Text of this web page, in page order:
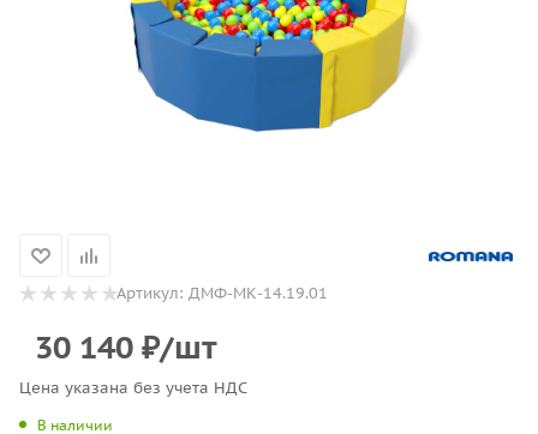
Артикул: ДМФ-МК-14.19.01
30 140 ₽/шт
Цена указана без учета НДС
В наличии